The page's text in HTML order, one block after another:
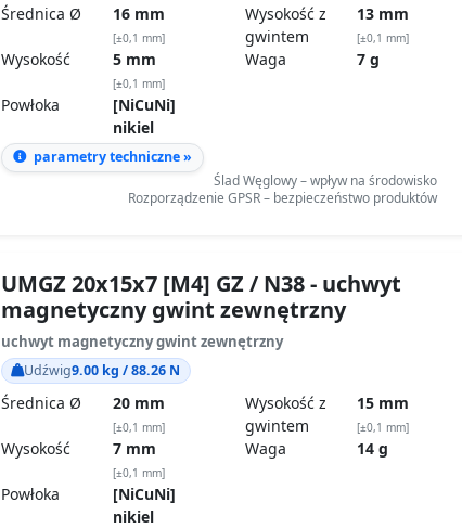
Średnica Ø 16 mm
[±0,1 mm]
Wysokość z
gwintem
13 mm
[±0,1 mm]
Wysokość 5 mm
[±0,1 mm]
Waga 7 g
Powłoka
[NiCuNi]
nikiel
parametry techniczne »
Ślad Węglowy – wpływ na środowisko
Rozporządzenie GPSR – bezpieczeństwo produktów
UMGZ 20x15x7 [M4] GZ / N38 - uchwyt
magnetyczny gwint zewnętrzny
uchwyt magnetyczny gwint zewnętrzny
Udźwig9.00 kg / 88.26 N
Średnica Ø 20 mm
[±0,1 mm]
Wysokość z
gwintem
15 mm
[±0,1 mm]
Wysokość 7 mm
[±0,1 mm]
Waga 14 g
Powłoka
[NiCuNi]
nikiel